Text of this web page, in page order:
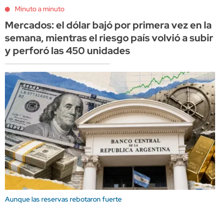
Minuto a minuto
Mercados: el dólar bajó por primera vez en la
semana, mientras el riesgo país volvió a subir
y perforó las 450 unidades
Aunque las reservas rebotaron fuerte